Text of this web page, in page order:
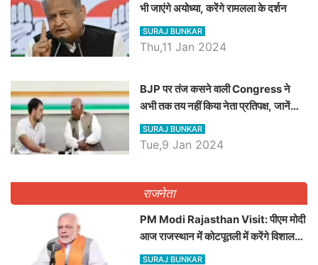
भी जाएंगे अयोध्या, करेंगे रामलला के दर्शन
SURAJ BUNKAR
Thu,11 Jan 2024
BJP पर तंज कसने वाली Congress ने
अभी तक तय नहीं किया नेता प्रतिपक्ष, जानें
कौन होगा दावेदार
SURAJ BUNKAR
Tue,9 Jan 2024
राजनेता
PM Modi Rajasthan Visit: पीएम मोदी
आज राजस्थान में कोटपूतली में करेंगे विशाल
रैली, एक सभा से 8 सीटों पर साधेगें निशाना
SURAJ BUNKAR